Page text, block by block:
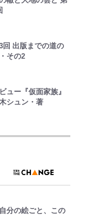
種族の美少女たち
-関係改善をあきら
た 第50話(1)
回 出版までの道の
その2
ュー『仮面家族』
シュン・著
にいることを体
イキング」パノラマ
景レポ【福島県福島
自分の絵ごと、この